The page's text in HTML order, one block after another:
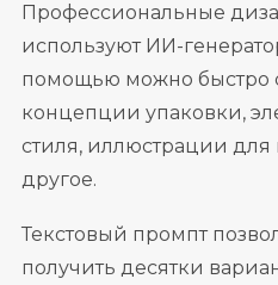
Профессиональные
используют ИИ-
помощью можно быстро
концепции упаковки,
стиля, иллюстрации
другое.
Текстовый промпт
получить десятки